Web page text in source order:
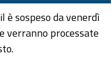
è sospeso da venerdì
verranno processate